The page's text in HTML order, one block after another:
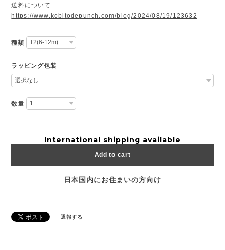
送料について
https://www.kobitodepunch.com/blog/2024/08/19/123632
種類
ラッピング包装
数量
International shipping available
Add to cart
日本国内にお住まいの方向け
通報する